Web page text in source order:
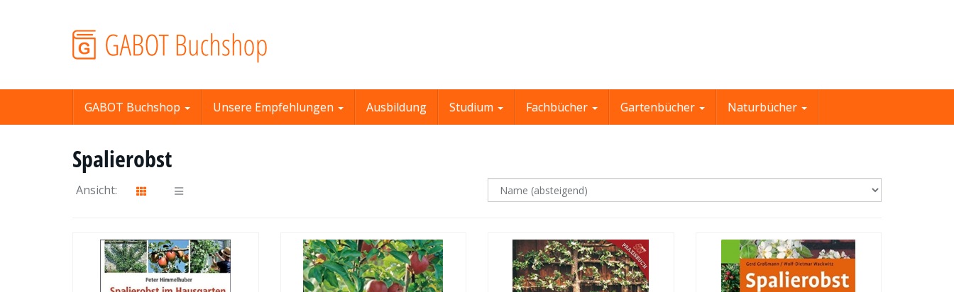
GABOT Buchshop Unsere Empfehlungen Ausbildung Studium Fachbücher Gartenbücher Naturbücher
Spalierobst
Ansicht: